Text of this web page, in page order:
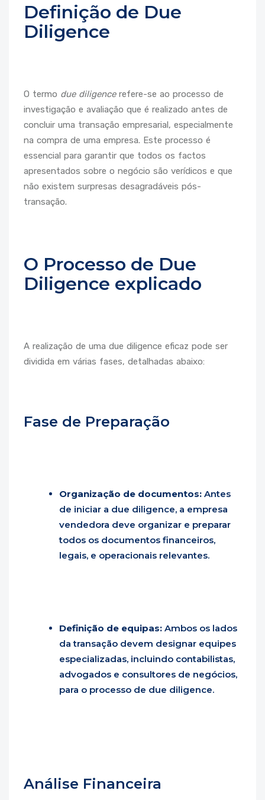
Definição de Due
Diligence
O termo due diligencerefere-se ao processo de
investigação e avaliação que é realizado antes de
concluir uma transação empresarial, especialmente
na compra de uma empresa. Este processo é
essencial para garantir que todos os factos
apresentados sobre o negócio são verídicos e que
não existem surpresas desagradáveis pós-
transação.
O Processo de Due
Diligence explicado
A realização de uma due diligence eficaz pode ser
dividida em várias fases, detalhadas abaixo:
Fase de Preparação
Organização de documentos: Antes
de iniciar a due diligence, a empresa
vendedora deve organizar e preparar
todos os documentos financeiros,
legais, e operacionais relevantes.
Definição de equipas: Ambos os lados
da transação devem designar equipes
especializadas, incluindo contabilistas,
advogados e consultores de negócios,
para o processo de due diligence.
Análise Financeira